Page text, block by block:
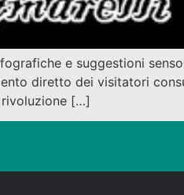
e suggestioni
diretto dei visitatori
rivoluzione […]